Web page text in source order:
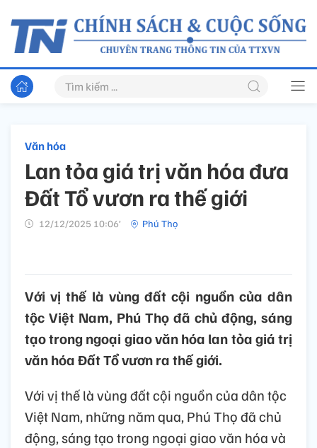
Văn hóa
Lan tỏa giá trị văn hóa đưa
Đất Tổ vươn ra thế giới
12/12/2025 10:06’ Phú Thọ
Với vị thế là vùng đất cội nguồn của dân
tộc Việt Nam, Phú Thọ đã chủ động, sáng
tạo trong ngoại giao văn hóa lan tỏa giá trị
văn hóa Đất Tổ vươn ra thế giới.
Với vị thế là vùng đất cội nguồn của dân tộc
Việt Nam, những năm qua, Phú Thọ đã chủ
động, sáng tạo trong ngoại giao văn hóa và